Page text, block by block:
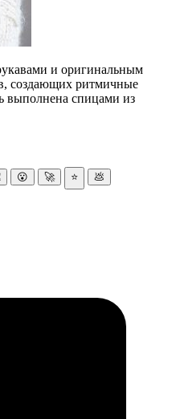
и оригинальным
создающих ритмичные
выполнена спицами из
😮 🚀 ⭐ 💩